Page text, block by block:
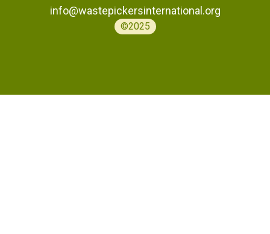
info@wastepickersinternational.org
©2025